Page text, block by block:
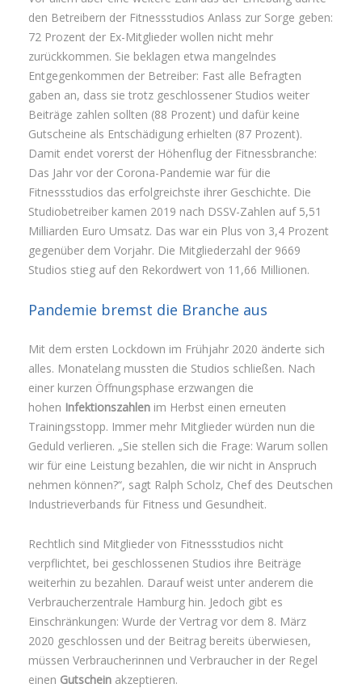
den Betreibern der Fitnessstudios Anlass zur Sorge geben:
72 Prozent der Ex-Mitglieder wollen nicht mehr
zurückkommen. Sie beklagen etwa mangelndes
Entgegenkommen der Betreiber: Fast alle Befragten
gaben an, dass sie trotz geschlossener Studios weiter
Beiträge zahlen sollten (88 Prozent) und dafür keine
Gutscheine als Entschädigung erhielten (87 Prozent).
Damit endet vorerst der Höhenflug der Fitnessbranche:
Das Jahr vor der Corona-Pandemie war für die
Fitnessstudios das erfolgreichste ihrer Geschichte. Die
Studiobetreiber kamen 2019 nach DSSV-Zahlen auf 5,51
Milliarden Euro Umsatz. Das war ein Plus von 3,4 Prozent
gegenüber dem Vorjahr. Die Mitgliederzahl der 9669
Studios stieg auf den Rekordwert von 11,66 Millionen.
Pandemie bremst die Branche aus
Mit dem ersten Lockdown im Frühjahr 2020 änderte sich
alles. Monatelang mussten die Studios schließen. Nach
einer kurzen Öffnungsphase erzwangen die
hohen Infektionszahlen im Herbst einen erneuten
Trainingsstopp. Immer mehr Mitglieder würden nun die
Geduld verlieren. „Sie stellen sich die Frage: Warum sollen
wir für eine Leistung bezahlen, die wir nicht in Anspruch
nehmen können?“, sagt Ralph Scholz, Chef des Deutschen
Industrieverbands für Fitness und Gesundheit.
Rechtlich sind Mitglieder von Fitnessstudios nicht
verpflichtet, bei geschlossenen Studios ihre Beiträge
weiterhin zu bezahlen. Darauf weist unter anderem die
Verbraucherzentrale Hamburg hin. Jedoch gibt es
Einschränkungen: Wurde der Vertrag vor dem 8. März
2020 geschlossen und der Beitrag bereits überwiesen,
müssen Verbraucherinnen und Verbraucher in der Regel
einen Gutschein akzeptieren.